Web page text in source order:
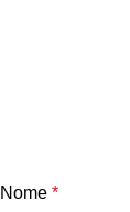
Nome *